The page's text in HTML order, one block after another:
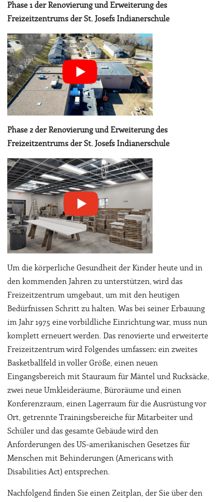
Phase 1 der Renovierung und Erweiterung des
Freizeitzentrums der St. Josefs Indianerschule
Phase 2 der Renovierung und Erweiterung des
Freizeitzentrums der St. Josefs Indianerschule
Um die körperliche Gesundheit der Kinder heute und in
den kommenden Jahren zu unterstützen, wird das
Freizeitzentrum umgebaut, um mit den heutigen
Bedürfnissen Schritt zu halten. Was bei seiner Erbauung
im Jahr 1975 eine vorbildliche Einrichtung war, muss nun
komplett erneuert werden. Das renovierte und erweiterte
Freizeitzentrum wird Folgendes umfassen: ein zweites
Basketballfeld in voller Größe, einen neuen
Eingangsbereich mit Stauraum für Mäntel und Rucksäcke,
zwei neue Umkleideräume, Büroräume und einen
Konferenzraum, einen Lagerraum für die Ausrüstung vor
Ort, getrennte Trainingsbereiche für Mitarbeiter und
Schüler und das gesamte Gebäude wird den
Anforderungen des US-amerikanischen Gesetzes für
Menschen mit Behinderungen (Americans with
Disabilities Act) entsprechen.
Nachfolgend finden Sie einen Zeitplan, der Sie über den